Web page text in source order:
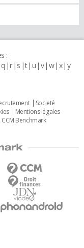
:
q r s t u v w x y
Societé
Mentions légales
Benchmark